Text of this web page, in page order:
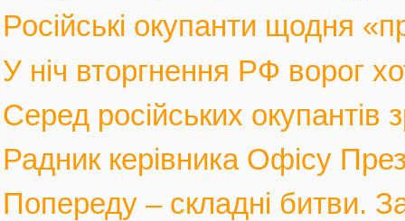
Російські окупанти щодня
У ніч вторгнення РФ ворог
Серед російських
Радник керівника Офісу
Попереду – складні битви.